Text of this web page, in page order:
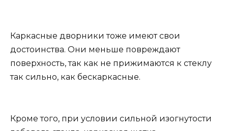
Каркасные дворники тоже имеют свои
достоинства. Они меньше повреждают
поверхность, так как не прижимаются к стеклу
так сильно, как бескаркасные.
Кроме того, при условии сильной изогнутости